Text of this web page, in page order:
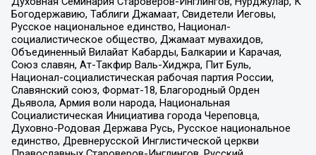
Богодержавию, Таблиги Джамаат, Свидетели Иеговы,
Русское национальное единство, Национал-
социалистическое общество, Джамаат мувахидов,
Объединенный Вилайат Кабарды, Балкарии и Карачая,
Союз славян, Ат-Такфир Валь-Хиджра, Пит Буль,
Национал-социалистическая рабочая партия России,
Славянский союз, Формат-18, Благородный Орден
Дьявола, Армия воли народа, Национальная
Социалистическая Инициатива города Череповца,
Духовно-Родовая Держава Русь, Русское национальное
единство, Древнерусской Инглистической церкви